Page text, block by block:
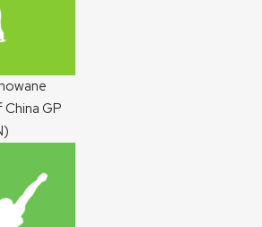
China GP